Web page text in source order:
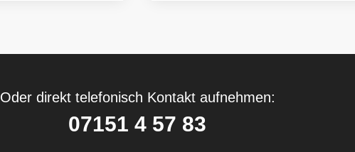
Oder direkt telefonisch Kontakt aufnehmen:
07151 4 57 83